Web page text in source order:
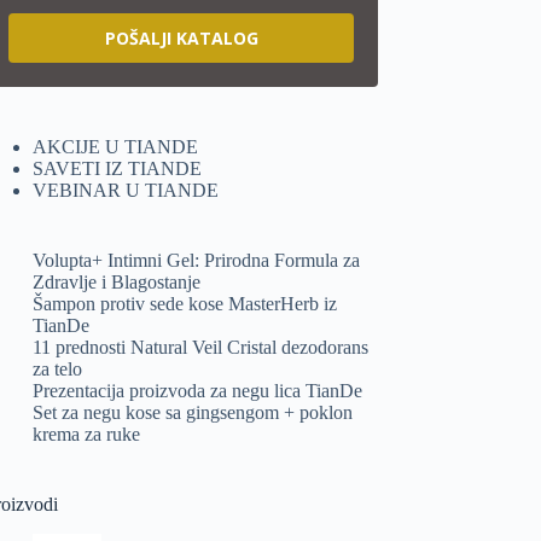
POŠALJI KATALOG
AKCIJE U TIANDE
SAVETI IZ TIANDE
VEBINAR U TIANDE
Volupta+ Intimni Gel: Prirodna Formula za
Zdravlje i Blagostanje
Šampon protiv sede kose MasterHerb iz
TianDe
11 prednosti Natural Veil Cristal dezodorans
za telo
Prezentacija proizvoda za negu lica TianDe
Set za negu kose sa gingsengom + poklon
krema za ruke